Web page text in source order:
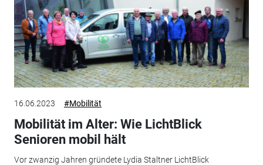
16.06.2023 #Mobilität
Mobilität im Alter: Wie LichtBlick
Senioren mobil hält
Vor zwanzig Jahren gründete Lydia Staltner LichtBlick